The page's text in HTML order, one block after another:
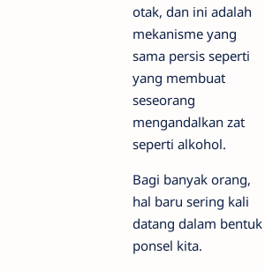
otak, dan ini adalah
mekanisme yang
sama persis seperti
yang membuat
seseorang
mengandalkan zat
seperti alkohol.
Bagi banyak orang,
hal baru sering kali
datang dalam bentuk
ponsel kita.